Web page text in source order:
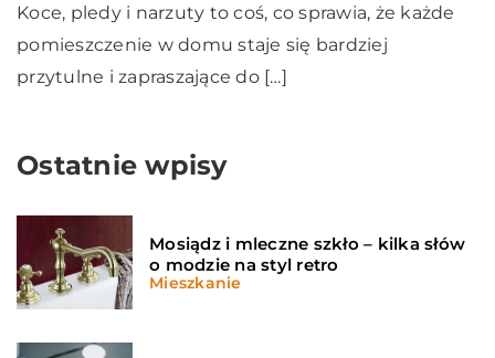
Koce, pledy i narzuty to coś, co sprawia, że każde
pomieszczenie w domu staje się bardziej
przytulne i zapraszające do […]
Ostatnie wpisy
Mosiądz i mleczne szkło – kilka słów
o modzie na styl retro
Mieszkanie